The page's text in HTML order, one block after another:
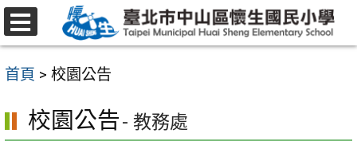
跳
至
要
容
首頁 > 校園公告
校園公告- 教務處
選
單